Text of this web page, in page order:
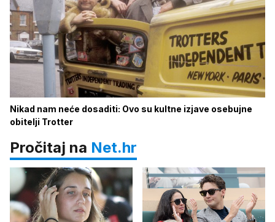
Nikad nam neće dosaditi: Ovo su kultne izjave osebujne
obitelji Trotter
Pročitaj na Net.hr